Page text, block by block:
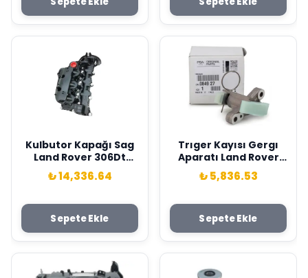
4C1Q6211AAA-
9808034380
P407-P607-C5-C6 2.7-
3.0 Hdı Psa 0816.G9-
1316113-C2S30215
Kulbutor Kapağı Sag
Land Rover 306Dt
Discovery L319 L462
Range Rover L322 L405
Ar Xf I X250 Xj X351 Xf
Sportbrake X250 X260
Contalı Psa LR105957-
JDE38263
₺ 14,336.64
Sepete Ekle
Trıger Kayısı Gergı
Aparatı Land Rover
276Dt 306Dt Discovery
L319 L462 Range Rover
Jaguar S-Type 2 X200
Xf I X250 Xj X350 X358
Xj X351 . Peugeot P407-
P607-C5-C6 2.7-3.0
Hdı Psa 0849.27-
1316113-C2S30215
₺ 5,836.53
Sepete Ekle